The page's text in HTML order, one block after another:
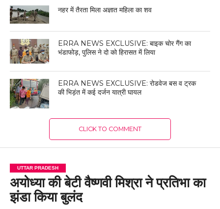
नहर में तैरता मिला अज्ञात महिला का शव
ERRA NEWS EXCLUSIVE: बाइक चोर गैंग का
भंडाफोड़, पुलिस ने दो को हिरासत में लिया
ERRA NEWS EXCLUSIVE: रोडवेज बस व ट्रक
की भिड़ंत में कई दर्जन यात्री घायल
CLICK TO COMMENT
UTTAR PRADESH
अयोध्या की बेटी वैष्णवी मिश्रा ने प्रतिभा का
झंडा किया बुलंद